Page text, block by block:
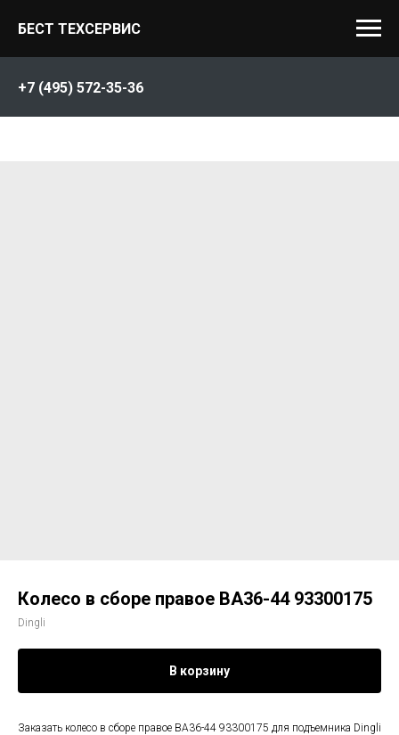
БЕСТ ТЕХСЕРВИС
+7 (495) 572-35-36
Колесо в сборе правое BA36-44 93300175
Dingli
В корзину
Заказать колесо в сборе правое BA36-44 93300175 для подъемника Dingli